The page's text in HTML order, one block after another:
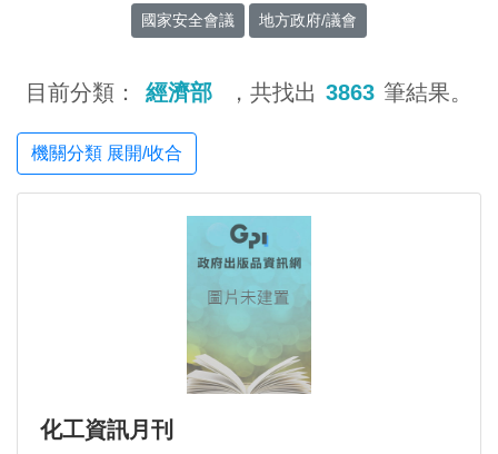
國家安全會議 地方政府/議會
目前分類： 經濟部 ，共找出 3863 筆結果。
機關分類 展開/收合
化工資訊月刊